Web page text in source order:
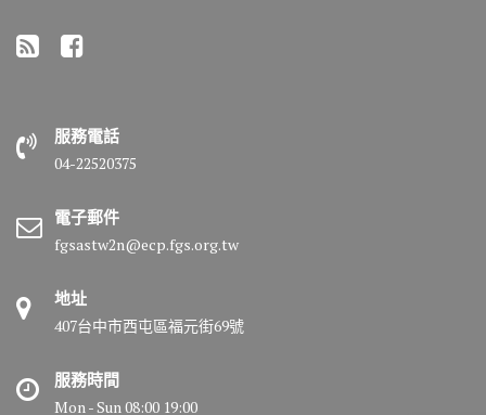
服務電話
04-22520375
電子郵件
fgsastw2n@ecp.fgs.org.tw
地址
407台中市西屯區福元街69號
服務時間
Mon - Sun 08:00 19:00